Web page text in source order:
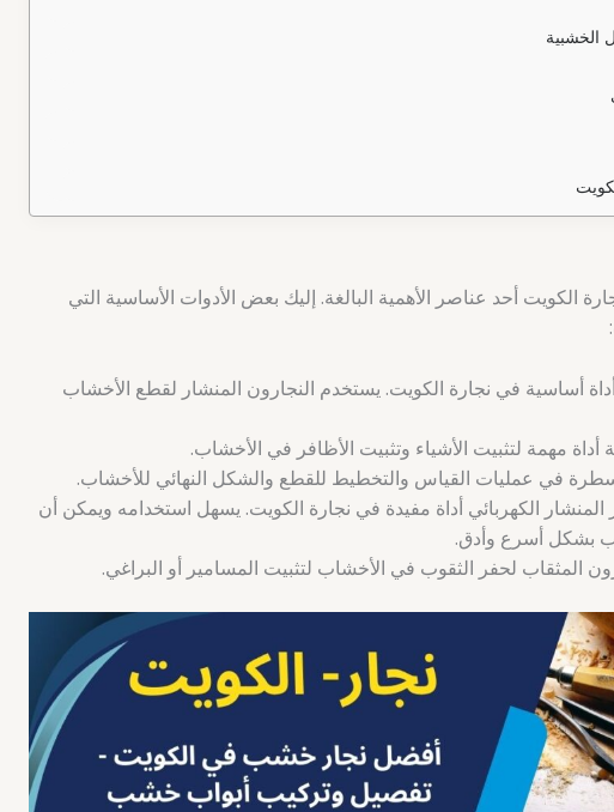
الخشبية
الكويت أحد عناصر الأهمية البالغة. إليك بعض الأدوات الأساسية التي
أداة أساسية في نجارة الكويت. يستخدم النجارون المنشار لقطع الأخشاب
أداة مهمة لتثبيت الأشياء وتثبيت الأظافر في الأخشاب.
في عمليات القياس والتخطيط للقطع والشكل النهائي للأخشاب.
المنشار الكهربائي أداة مفيدة في نجارة الكويت. يسهل استخدامه ويمكن أن
بشكل أسرع وأدق.
المثقاب لحفر الثقوب في الأخشاب لتثبيت المسامير أو البراغي.